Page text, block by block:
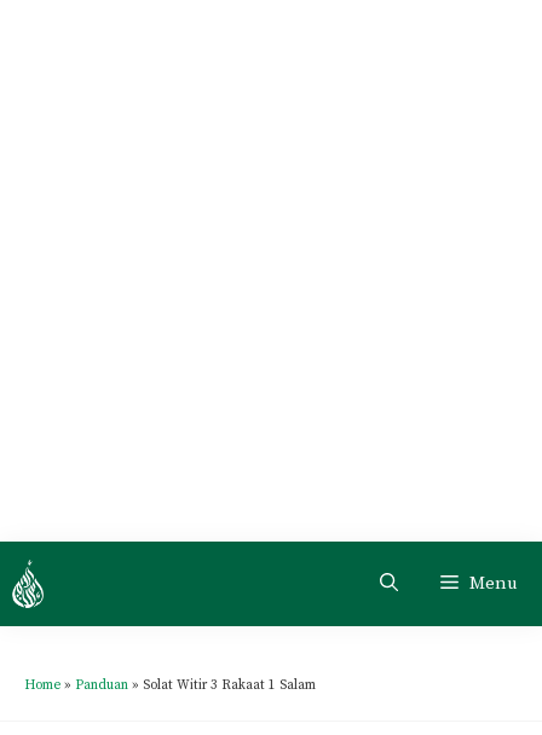
Menu
Home » Panduan » Solat Witir 3 Rakaat 1 Salam